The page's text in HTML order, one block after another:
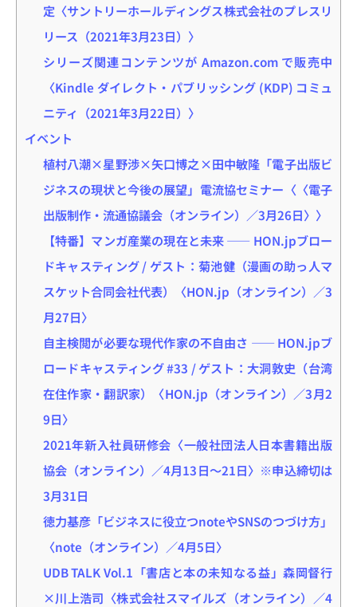
定〈サントリーホールディングス株式会社のプレスリ
リース（2021年3月23日）〉
シリーズ関連コンテンツが Amazon.com で販売中
〈Kindle ダイレクト・パブリッシング (KDP) コミュ
ニティ（2021年3月22日）〉
イベント
植村八潮×星野渉×矢口博之×田中敏隆「電子出版ビ
ジネスの現状と今後の展望」電流協セミナー〈〈電子
出版制作・流通協議会（オンライン）／3月26日〉〉
【特番】マンガ産業の現在と未来 ―― HON.jpブロー
ドキャスティング / ゲスト：菊池健（漫画の助っ人マ
スケット合同会社代表）〈HON.jp（オンライン）／3
月27日〉
自主検閲が必要な現代作家の不自由さ ―― HON.jpブ
ロードキャスティング #33 / ゲスト：大洞敦史（台湾
在住作家・翻訳家）〈HON.jp（オンライン）／3月2
9日〉
2021年新入社員研修会〈一般社団法人日本書籍出版
協会（オンライン）／4月13日～21日〉※申込締切は
3月31日
徳力基彦「ビジネスに役立つnoteやSNSのつづけ方」
〈note（オンライン）／4月5日〉
UDB TALK Vol.1「書店と本の未知なる益」森岡督行
×川上浩司〈株式会社スマイルズ（オンライン）／4